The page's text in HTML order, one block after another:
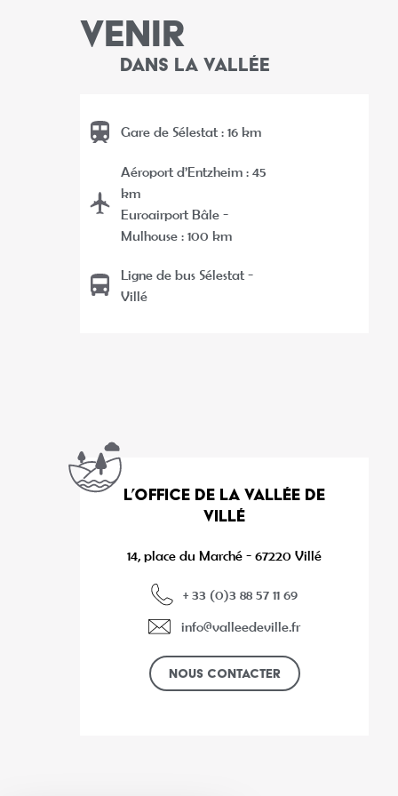
VENIR
DANS LA VALLÉE
Gare de Sélestat : 16 km
Aéroport d’Entzheim : 45
km
Euroairport Bâle -
Mulhouse : 100 km
Ligne de bus Sélestat -
Villé
L’OFFICE DE LA VALLÉE DE
VILLÉ
14, place du Marché - 67220 Villé
+ 33 (0)3 88 57 11 69
info@valleedeville.fr
Nous contacter